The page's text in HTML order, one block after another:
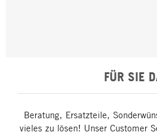
FÜR SIE
Beratung, Ersatzteile,
vieles zu lösen! Unser Customer